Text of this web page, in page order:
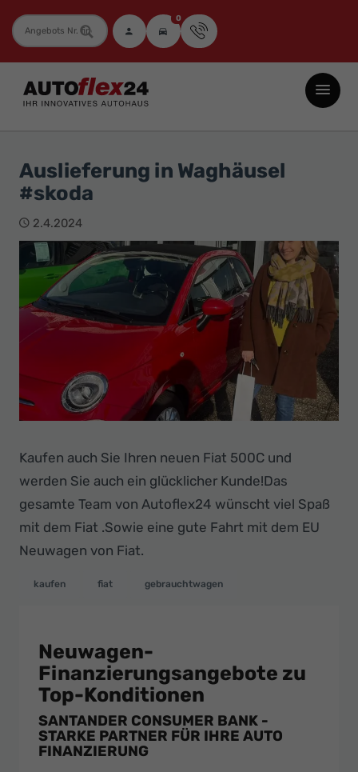
Fahrzeugnummer 0
Autoflex24
GmbH
Neuwagen
Jahreswagen
und
Gebrauchtwagen
zu
Top-
Preisen
Innovatives
Autohaus
Auslieferung in Waghäusel
#skoda
2.4.2024
Kaufen auch Sie Ihren neuen Fiat 500C und
werden Sie auch ein glücklicher Kunde!Das
gesamte Team von Autoflex24 wünscht viel Spaß
mit dem Fiat .Sowie eine gute Fahrt mit dem EU
Neuwagen von Fiat.
kaufen fiat gebrauchtwagen
Neuwagen-
Finanzierungsangebote zu
Top-Konditionen
SANTANDER CONSUMER BANK -
STARKE PARTNER FÜR IHRE AUTO
FINANZIERUNG